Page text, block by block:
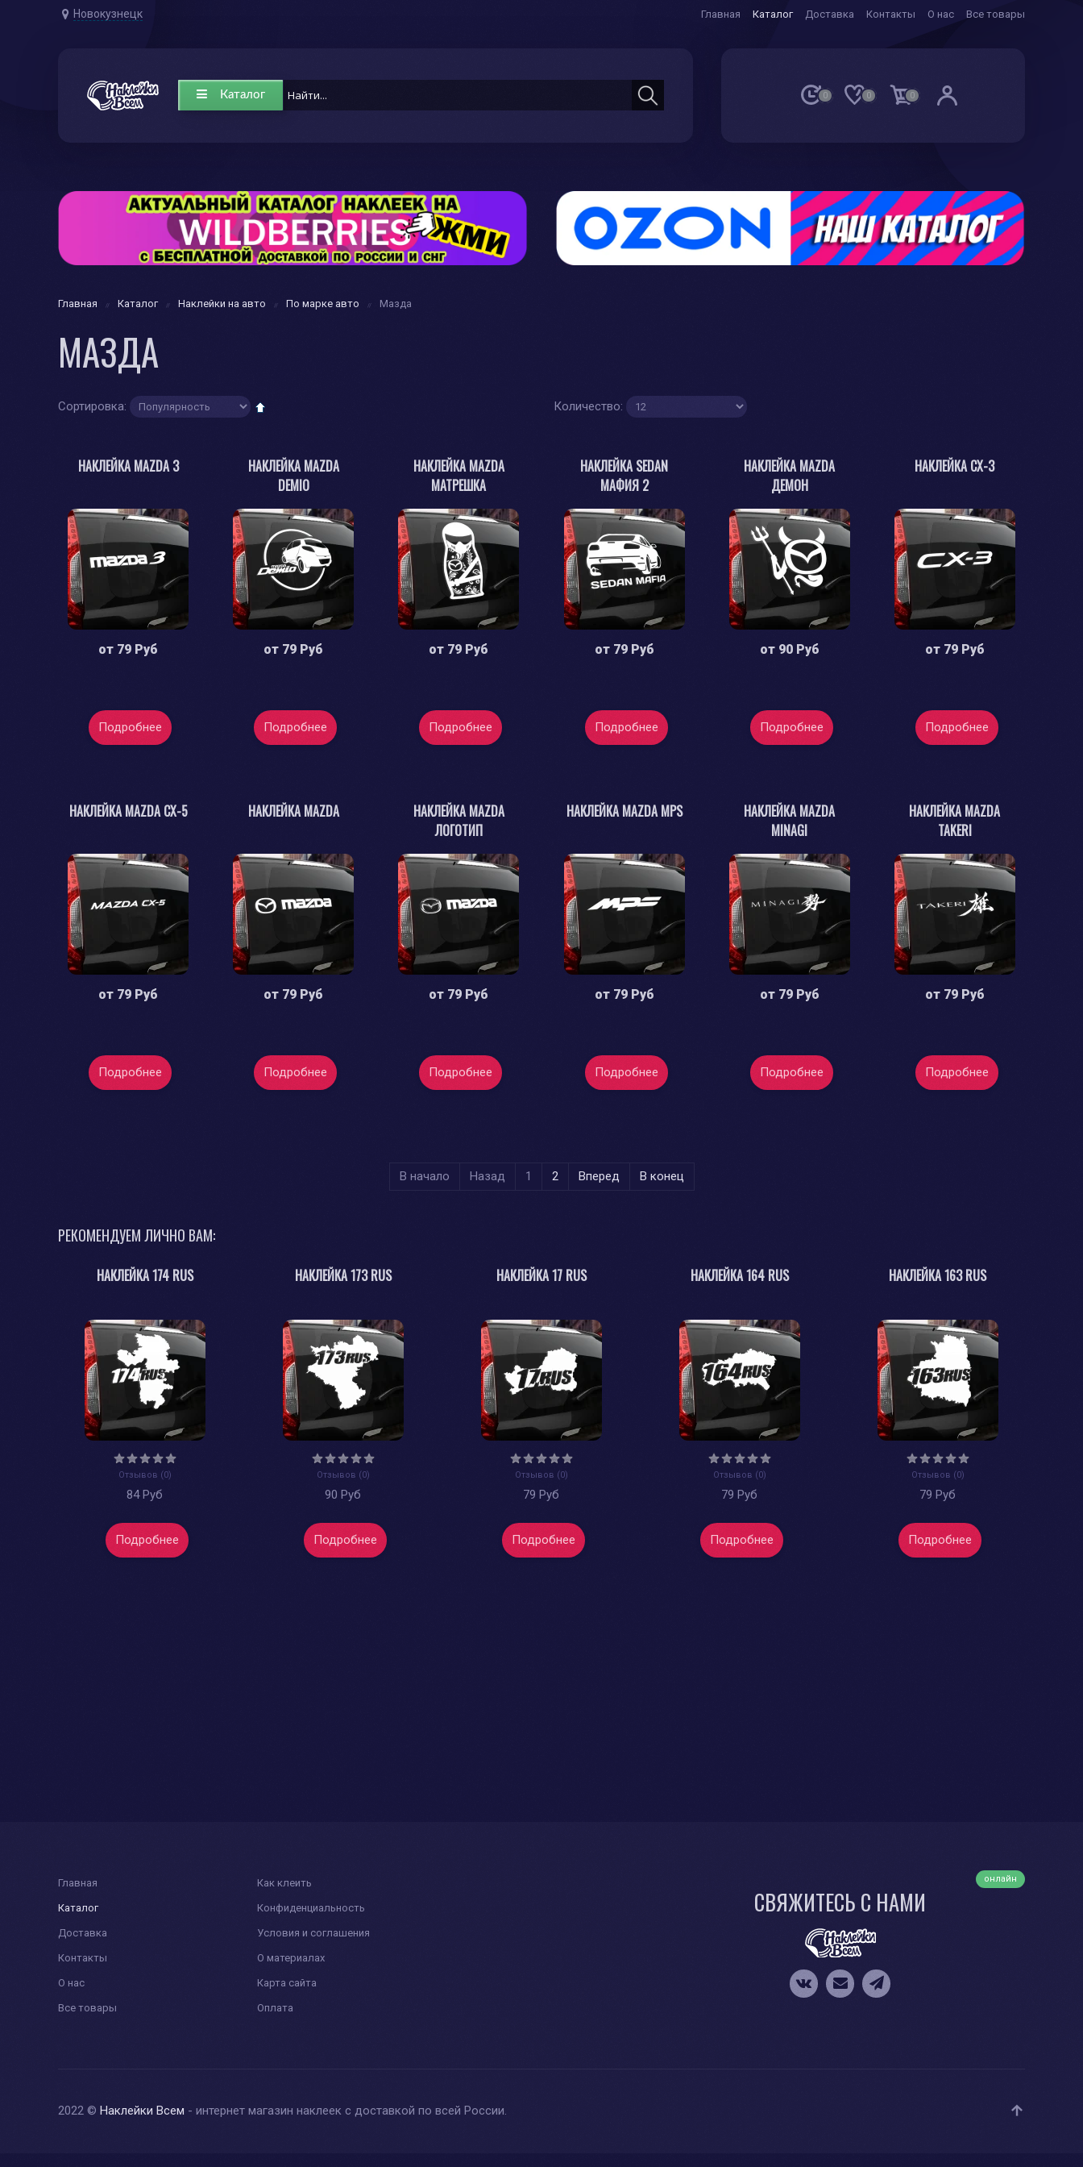
Новокузнецк Главная Каталог Доставка Контакты О нас Все товары
Каталог 0 0 0
Главная Каталог Наклейки на авто По марке авто Мазда
МАЗДА
Сортировка: Количество:
НАКЛЕЙКА MAZDA 3
от 79 Руб
Подробнее
НАКЛЕЙКА MAZDA
DEMIO
от 79 Руб
Подробнее
НАКЛЕЙКА MAZDA
МАТРЕШКА
от 79 Руб
Подробнее
НАКЛЕЙКА SEDAN
МАФИЯ 2
от 79 Руб
Подробнее
НАКЛЕЙКА MAZDA
ДЕМОН
от 90 Руб
Подробнее
НАКЛЕЙКА CX-3
от 79 Руб
Подробнее
НАКЛЕЙКА MAZDA CX-5
от 79 Руб
Подробнее
НАКЛЕЙКА MAZDA
от 79 Руб
Подробнее
НАКЛЕЙКА MAZDA
ЛОГОТИП
от 79 Руб
Подробнее
НАКЛЕЙКА MAZDA MPS
от 79 Руб
Подробнее
НАКЛЕЙКА MAZDA
MINAGI
от 79 Руб
Подробнее
НАКЛЕЙКА MAZDA
TAKERI
от 79 Руб
Подробнее
В начало Назад 1 2 Вперед В конец
РЕКОМЕНДУЕМ ЛИЧНО ВАМ:
НАКЛЕЙКА 174 RUS
Отзывов (0)
84 Руб
Подробнее
НАКЛЕЙКА 173 RUS
Отзывов (0)
90 Руб
Подробнее
НАКЛЕЙКА 17 RUS
Отзывов (0)
79 Руб
Подробнее
НАКЛЕЙКА 164 RUS
Отзывов (0)
79 Руб
Подробнее
НАКЛЕЙКА 163 RUS
Отзывов (0)
79 Руб
Подробнее
Главная
Каталог
Доставка
Контакты
О нас
Все товары
Как клеить
Конфиденциальность
Условия и соглашения
О материалах
Карта сайта
Оплата
онлайн
СВЯЖИТЕСЬ С НАМИ
2022 © Наклейки Всем - интернет магазин наклеек с доставкой по всей России.